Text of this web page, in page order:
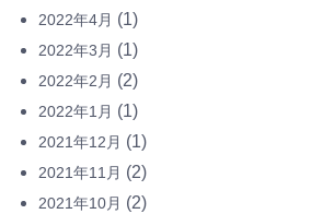
2022年4月 (1)
2022年3月 (1)
2022年2月 (2)
2022年1月 (1)
2021年12月 (1)
2021年11月 (2)
2021年10月 (2)